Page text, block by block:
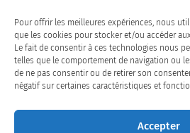
Pour offrir les meilleures expériences, nous
que les cookies pour stocker et/ou accéder
Le fait de consentir à ces technologies nous
telles que le comportement de navigation ou
de ne pas consentir ou de retirer son
négatif sur certaines caractéristiques et
Accepter
Télécharger l'appli
sur votre